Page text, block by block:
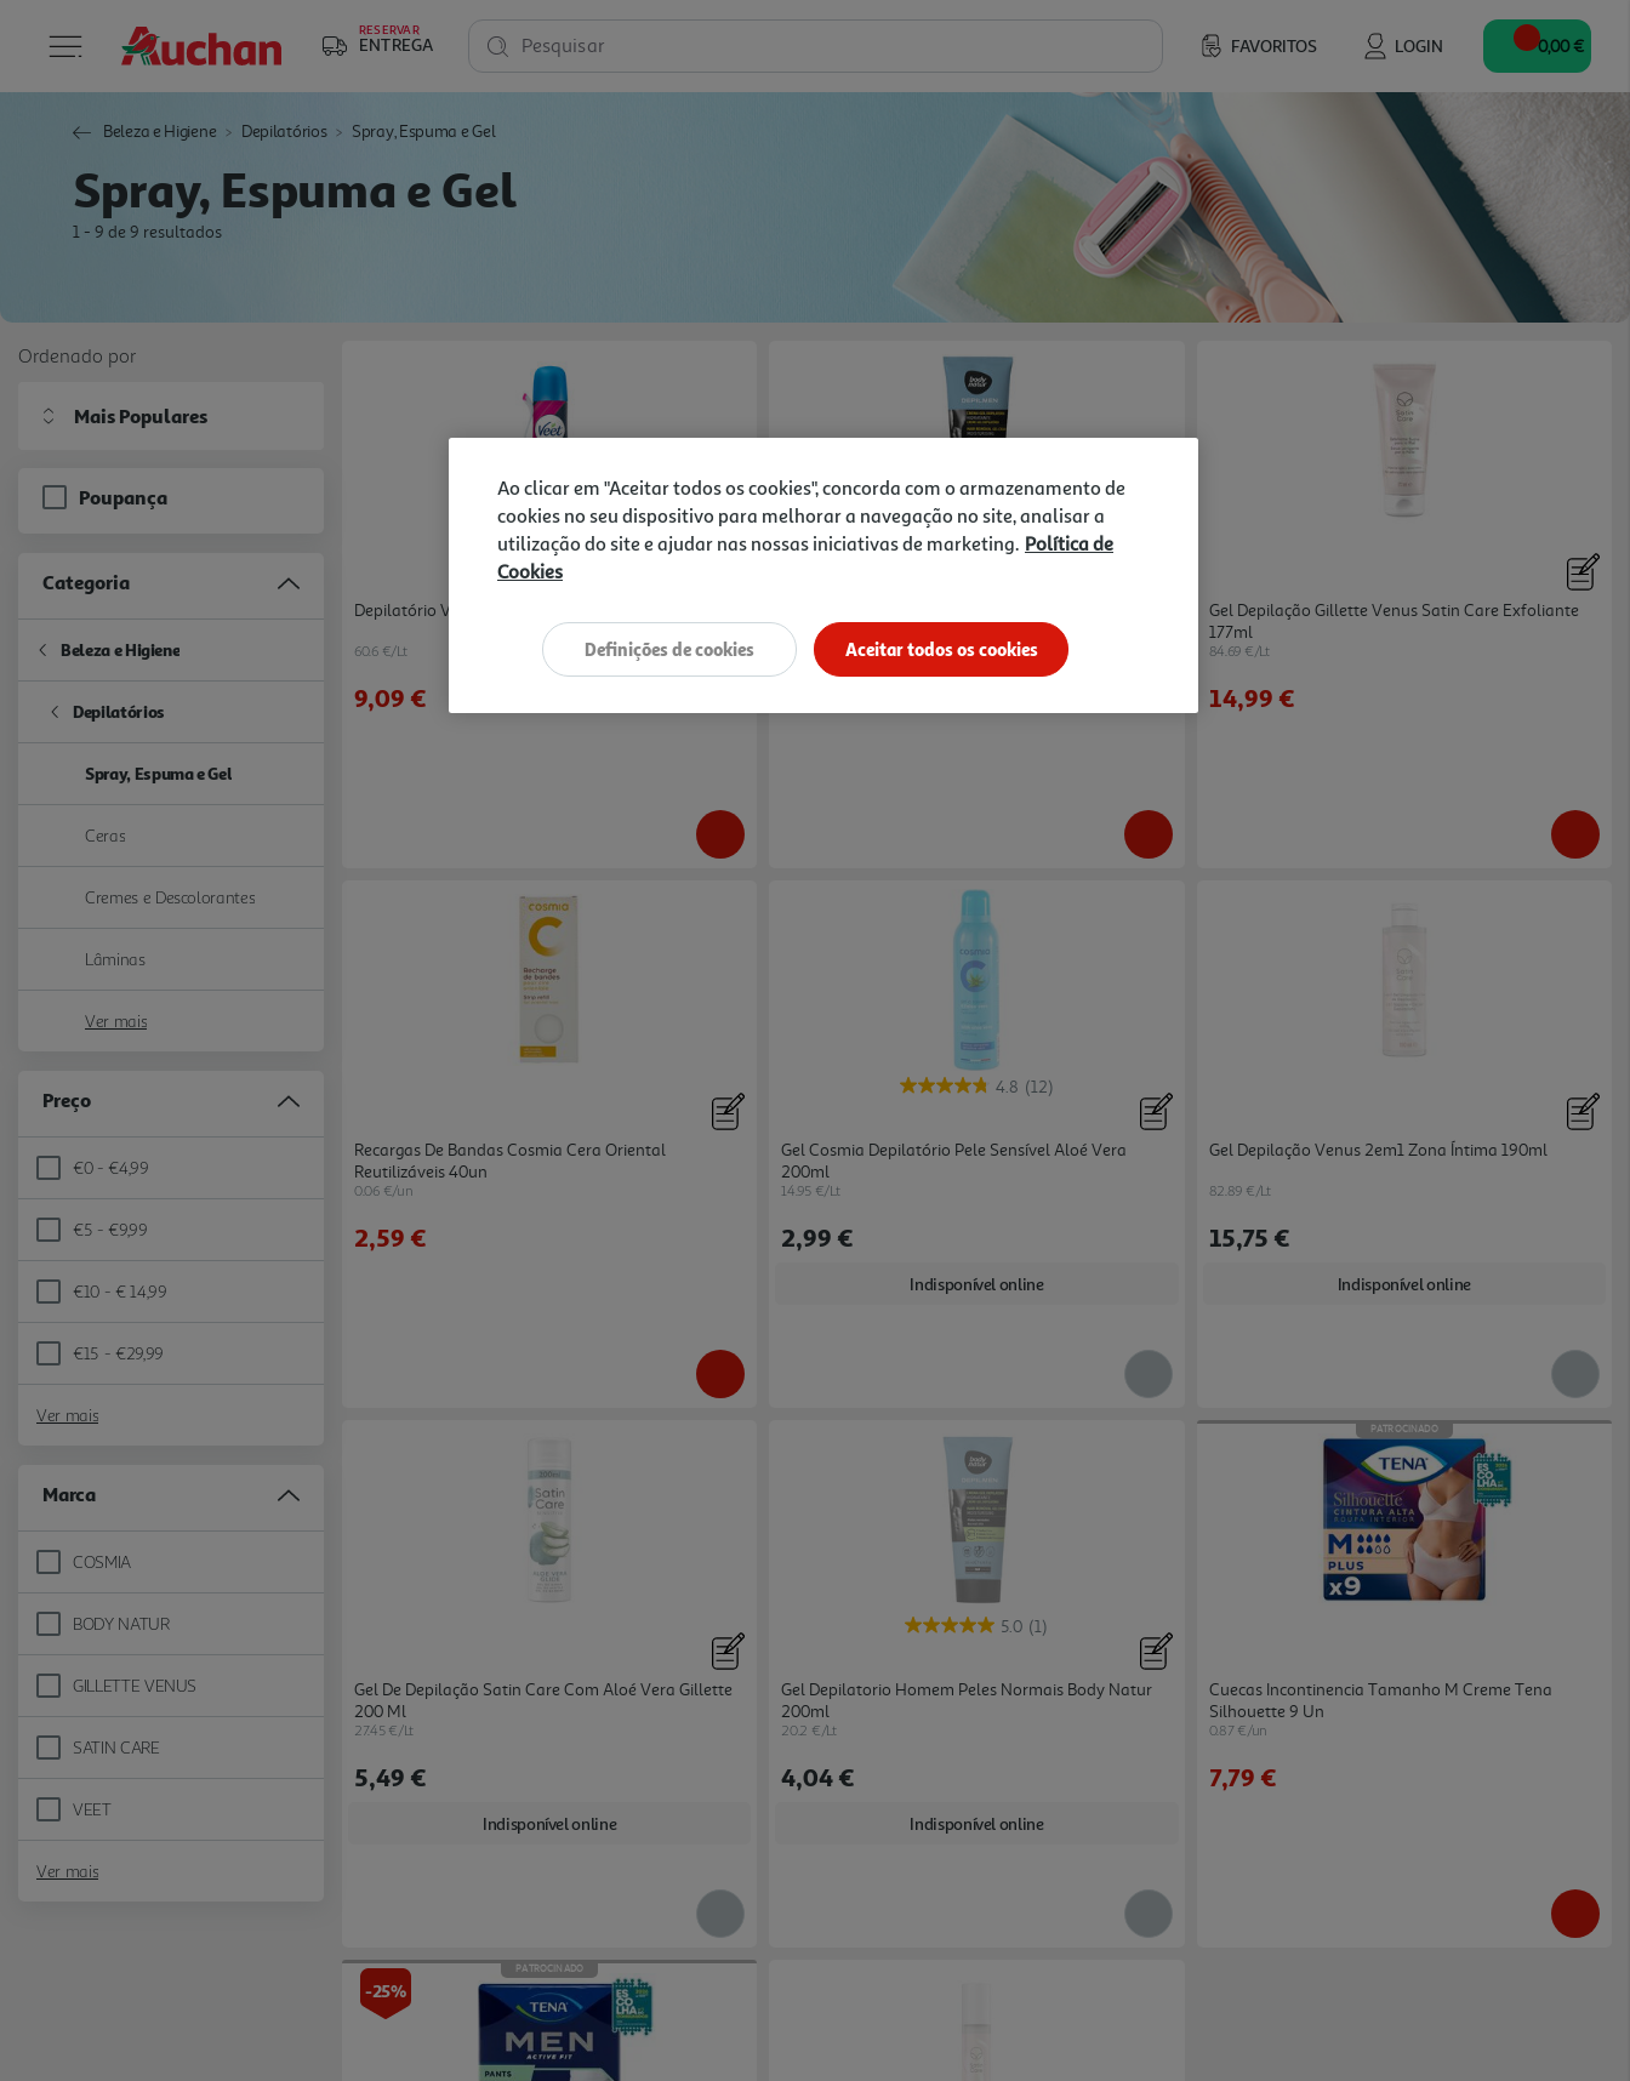
RESERVAR
ENTREGA FAVORITOS LOGIN
Pesquisar 0,00 €
Beleza e Higiene Depilatórios Spray, Espuma e Gel
Spray, Espuma e Gel
1 - 9 de 9 resultados
Ordenado por
Mais Populares
Poupança
Categoria
Beleza e Higiene
Refine by Categoria: Beleza e Higiene
Depilatórios
Refine by Categoria: Depilatórios
Spray, Espuma e Gel
selected Currently Refined by Categoria: Spray, Espuma e Gel
Ceras
Refine by Categoria: Ceras
Cremes e Descolorantes
Refine by Categoria: Cremes e Descolorantes
Lâminas
Refine by Categoria: Lâminas
Ver mais
Preço
€0 - €4,99
Refine by Preço: €0 - €4,99
€5 - €9,99
Refine by Preço: €5 - €9,99
€10 - € 14,99
Refine by Preço: €10 - € 14,99
€15 - €29,99
Refine by Preço: €15 - €29,99
Ver mais
Marca
COSMIA
Refine by Marca: COSMIA
BODY NATUR
Refine by Marca: BODY NATUR
GILLETTE VENUS
Refine by Marca: GILLETTE VENUS
SATIN CARE
Refine by Marca: SATIN CARE
VEET
Refine by Marca: VEET
Ver mais
4.0 (59)
Depilatório Veet Spray Peles Sensíveis 150ml
60.6 €/Lt
9,09 €
200ml
20.2 €/Lt
Gel Depilação Gillette Venus Satin Care Exfoliante
177ml
84.69 €/Lt
14,99 €
Recargas De Bandas Cosmia Cera Oriental
Reutilizáveis 40un
0.06 €/un
2,59 €
4.8 (12)
Gel Cosmia Depilatório Pele Sensível Aloé Vera
200ml
14.95 €/Lt
2,99 €
Indisponível online
Gel Depilação Venus 2em1 Zona Íntima 190ml
82.89 €/Lt
15,75 €
Indisponível online
Gel De Depilação Satin Care Com Aloé Vera Gillette
200 Ml
27.45 €/Lt
5,49 €
Indisponível online
5.0 (1)
Gel Depilatorio Homem Peles Normais Body Natur
200ml
20.2 €/Lt
4,04 €
Indisponível online
PATROCINADO
Cuecas Incontinencia Tamanho M Creme Tena
Silhouette 9 Un
0.87 €/un
7,79 €
PATROCINADO
-25%
Ao clicar em "Aceitar todos os cookies", concorda com o armazenamento de
cookies no seu dispositivo para melhorar a navegação no site, analisar a
utilização do site e ajudar nas nossas iniciativas de marketing. Política de
Cookies
Aceitar todos os cookies
Definições de cookies